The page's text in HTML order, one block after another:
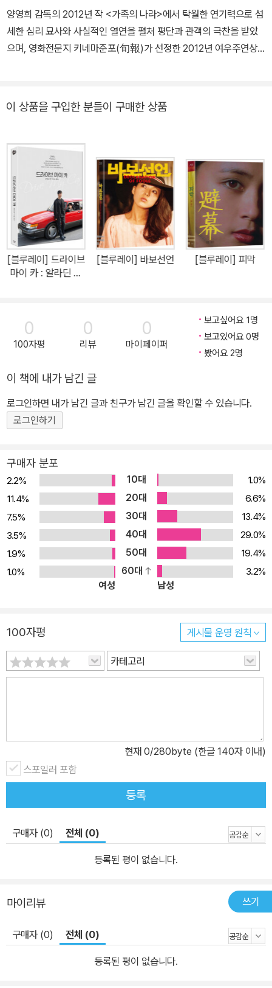
양영희 감독의 2012년 작 <가족의 나라>에서 탁월한 연기력으로 섬
세한 심리 묘사와 사실적인 열연을 펼쳐 평단과 관객의 극찬을 받았
으며, 영화전문지 키네마준포(旬報)가 선정한 2012년 여우주연상,
이 상품을 구입한 분들이 구매한 상품
[블루레이] 드라이브
마이 카 : 알라딘 단
[블루레이] 바보선언 [블루레이] 피막
0
100자평
0
리뷰
0
마이페이퍼
보고싶어요 1명
보고있어요 0명
봤어요 2명
이 책에 내가 남긴 글
로그인하면 내가 남긴 글과 친구가 남긴 글을 확인할 수 있습니다.
로그인하기
구매자 분포
2.2% 10대
1.0%
11.4%
20대
6.6%
7.5%
30대
13.4%
3.5%
40대
29.0%
1.9%
50대
19.4%
1.0%
60대
3.2%
여성
남성
100자평 게시물 운영 원칙
카테고리
현재 0/280byte (한글 140자 이내)
스포일러 포함
등록
구매자 (0) 전체 (0)
등록된 평이 없습니다.
마이리뷰 쓰기
구매자 (0) 전체 (0)
등록된 평이 없습니다.